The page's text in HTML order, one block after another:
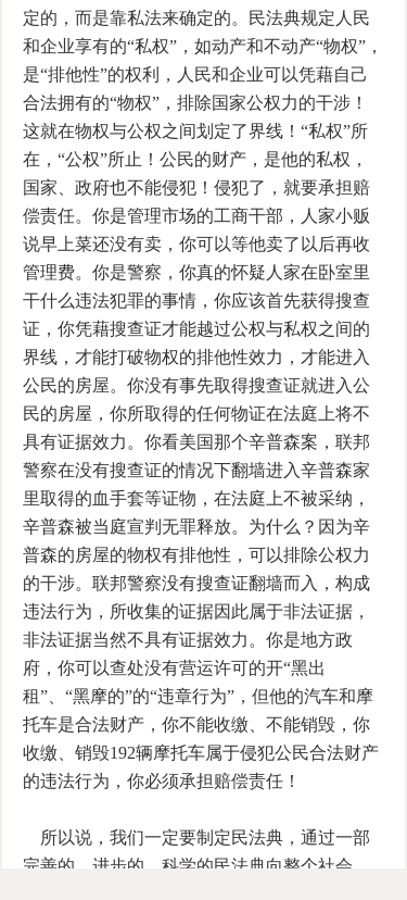
定的，而是靠私法来确定的。民法典规定人民
和企业享有的“私权”，如动产和不动产“物权”，
是“排他性”的权利，人民和企业可以凭藉自己
合法拥有的“物权”，排除国家公权力的干涉！
这就在物权与公权之间划定了界线！“私权”所
在，“公权”所止！公民的财产，是他的私权，
国家、政府也不能侵犯！侵犯了，就要承担赔
偿责任。你是管理市场的工商干部，人家小贩
说早上菜还没有卖，你可以等他卖了以后再收
管理费。你是警察，你真的怀疑人家在卧室里
干什么违法犯罪的事情，你应该首先获得搜查
证，你凭藉搜查证才能越过公权与私权之间的
界线，才能打破物权的排他性效力，才能进入
公民的房屋。你没有事先取得搜查证就进入公
民的房屋，你所取得的任何物证在法庭上将不
具有证据效力。你看美国那个辛普森案，联邦
警察在没有搜查证的情况下翻墙进入辛普森家
里取得的血手套等证物，在法庭上不被采纳，
辛普森被当庭宣判无罪释放。为什么？因为辛
普森的房屋的物权有排他性，可以排除公权力
的干涉。联邦警察没有搜查证翻墙而入，构成
违法行为，所收集的证据因此属于非法证据，
非法证据当然不具有证据效力。你是地方政
府，你可以查处没有营运许可的开“黑出
租”、“黑摩的”的“违章行为”，但他的汽车和摩
托车是合法财产，你不能收缴、不能销毁，你
收缴、销毁192辆摩托车属于侵犯公民合法财产
的违法行为，你必须承担赔偿责任！
所以说，我们一定要制定民法典，通过一部
完善的、进步的、科学的民法典向整个社会，